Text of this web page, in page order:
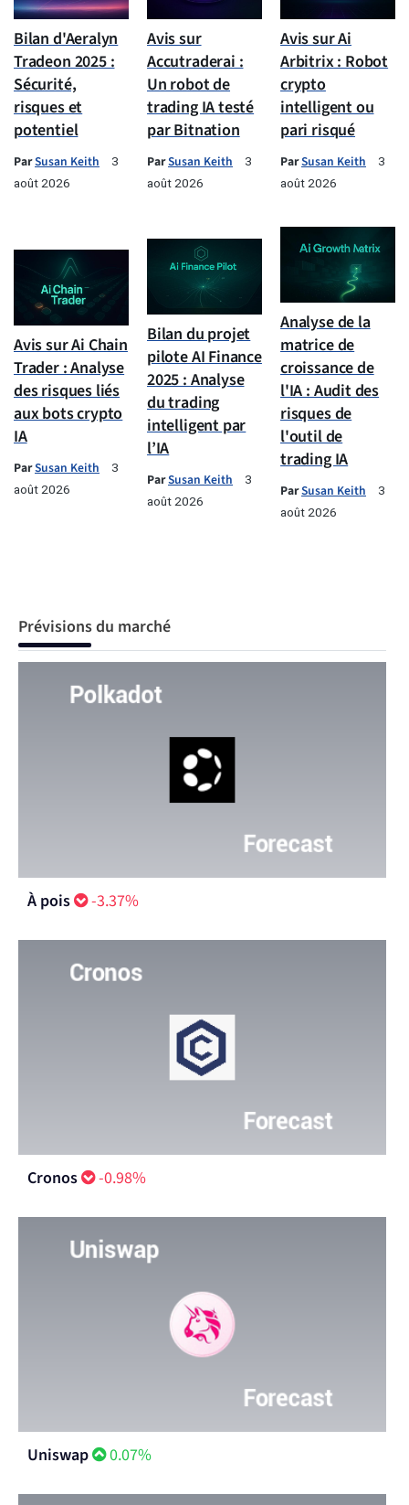
Bilan d'Aeralyn
Tradeon 2025 :
Sécurité,
risques et
potentiel
ParSusan Keith
3
août 2026
Avis sur
Accutraderai :
Un robot de
trading IA testé
par Bitnation
ParSusan Keith
3
août 2026
Avis sur Ai
Arbitrix : Robot
crypto
intelligent ou
pari risqué
ParSusan Keith
3
août 2026
Avis sur Ai Chain
Trader : Analyse
des risques liés
aux bots crypto
IA
ParSusan Keith
3
août 2026
Bilan du projet
pilote AI Finance
2025 : Analyse
du trading
intelligent par
l’IA
ParSusan Keith
3
août 2026
Analyse de la
matrice de
croissance de
l'IA : Audit des
risques de
l'outil de
trading IA
ParSusan Keith
3
août 2026
Prévisions du marché
À pois -3.37%
Cronos -0.98%
Uniswap 0.07%